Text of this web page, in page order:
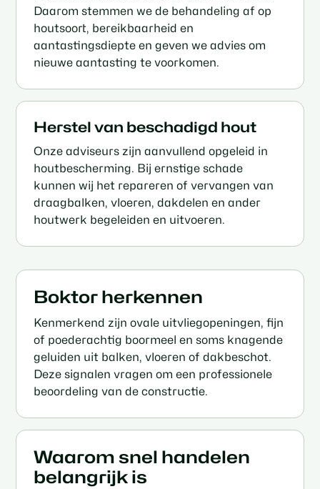
Daarom stemmen we de behandeling af op
houtsoort, bereikbaarheid en
aantastingsdiepte en geven we advies om
nieuwe aantasting te voorkomen.
Herstel van beschadigd hout
Onze adviseurs zijn aanvullend opgeleid in
houtbescherming. Bij ernstige schade
kunnen wij het repareren of vervangen van
draagbalken, vloeren, dakdelen en ander
houtwerk begeleiden en uitvoeren.
Boktor herkennen
Kenmerkend zijn ovale uitvliegopeningen, fijn
of poederachtig boormeel en soms knagende
geluiden uit balken, vloeren of dakbeschot.
Deze signalen vragen om een professionele
beoordeling van de constructie.
Waarom snel handelen
belangrijk is